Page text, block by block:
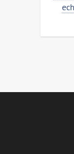
IMSP SCM ”Sfânta